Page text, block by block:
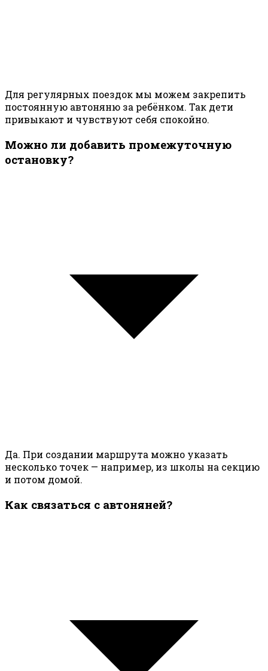
Для регулярных поездок мы можем закрепить
постоянную автоняню за ребёнком. Так дети
привыкают и чувствуют себя спокойно.
Можно ли добавить промежуточную
остановку?
Да. При создании маршрута можно указать
несколько точек — например, из школы на секцию
и потом домой.
Как связаться с автоняней?